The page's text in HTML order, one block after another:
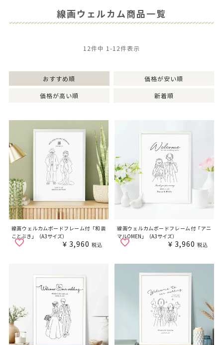
線画ウェルカム商品一覧
おすすめ順 価格が安い順
価格が高い順 新着順
12件中 1 -12件表示
線画ウェルカムボードフレーム付「和装
ことぶき」（A3サイズ）
¥ 3,960 税込
線画ウェルカムボードフレーム付「アニ
マルOMEN」（A3サイズ）
¥ 3,960 税込